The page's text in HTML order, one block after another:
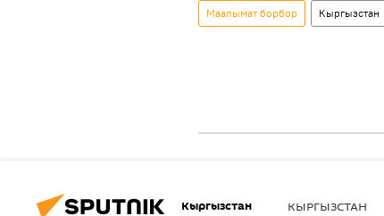
Маалымат борбор Кыргызстан
Кыргызстан КЫРГЫЗСТАН